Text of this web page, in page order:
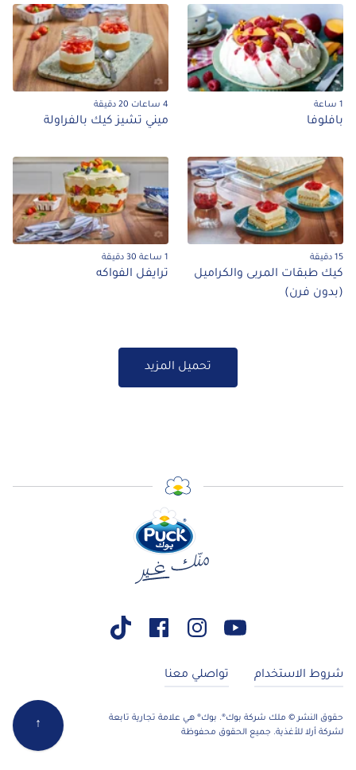
ميني تشيز كيك بالفراولة
طبقات المربى والكراميل
فرن)
ترايفل الفواكه
تحميل المزيد
الاستخدام تواصلي معنا
النشر © ملك شركة بوك®. بوك® هي علامة تجارية تابعة
أرلا للأغذية. جميع الحقوق محفوظة
↑